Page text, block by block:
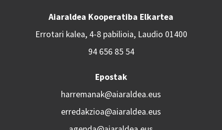
Aiaraldea Kooperatiba Elkartea
Errotari kalea, 4-8 pabilioia, Laudio 01400
94 656 85 54
Epostak
harremanak@aiaraldea.eus
erredakzioa@aiaraldea.eus